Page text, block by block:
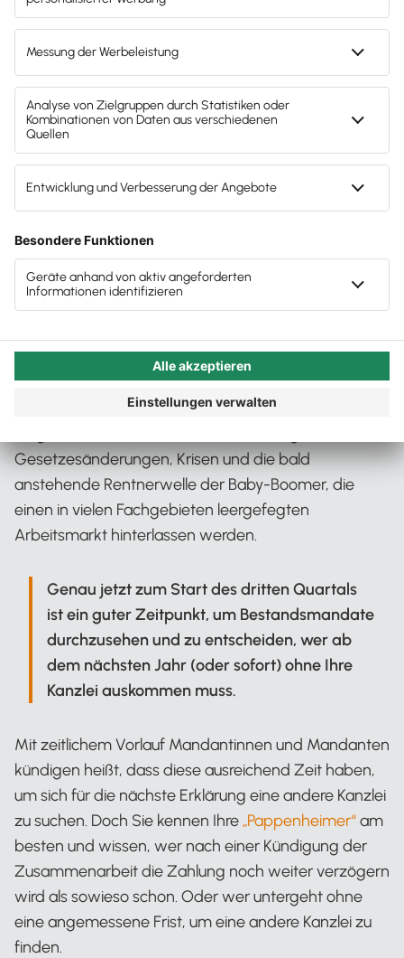
fressen, haben wir Ihnen zur Orientierung
aufgelistet.
Autor:in:Carola Heine
Veröffentlicht:10.10.2022
Kategorie:Steuerberater:innen
Alltag in der Kanzlei: Frist an
Frist, Zusatzaufgaben, zu wenig
Fachkräfte, Dauerstress und
kein Ende in Sicht
Hut zu bringen scheint zunehmend unmöglich bei der
Lawine an von Steuerkanzleien zu bewältigenden
Aufgaben. Entlastung ist nicht in Sicht. Ganz im
Gesetzesänderungen, Krisen und die bald
anstehende Rentnerwelle der Baby-Boomer, die
einen in vielen Fachgebieten leergefegten
Arbeitsmarkt hinterlassen werden.
Genau jetzt zum Start des dritten Quartals
ist ein guter Zeitpunkt, um Bestandsmandate
durchzusehen und zu entscheiden, wer ab
dem nächsten Jahr (oder sofort) ohne Ihre
Kanzlei auskommen muss.
Mit zeitlichem Vorlauf Mandantinnen und Mandanten
kündigen heißt, dass diese ausreichend Zeit haben,
um sich für die nächste Erklärung eine andere Kanzlei
zu suchen. Doch Sie kennen Ihre„Pappenheimer“am
besten und wissen, wer nach einer Kündigung der
Zusammenarbeit die Zahlung noch weiter verzögern
wird als sowieso schon. Oder wer untergeht ohne
eine angemessene Frist, um eine andere Kanzlei zu
finden.